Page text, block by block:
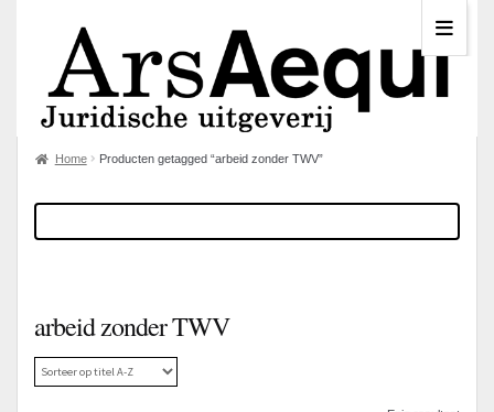
Home Producten getagged “arbeid zonder TWV”
arbeid zonder TWV